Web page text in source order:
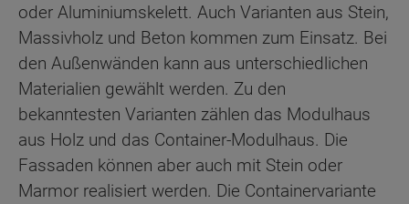
oder Aluminiumskelett. Auch Varianten aus Stein,
Massivholz und Beton kommen zum Einsatz. Bei
den Außenwänden kann aus unterschiedlichen
Materialien gewählt werden. Zu den
bekanntesten Varianten zählen das Modulhaus
aus Holz und das Container-Modulhaus. Die
Fassaden können aber auch mit Stein oder
Marmor realisiert werden. Die Containervariante